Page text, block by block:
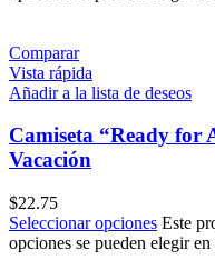
Comparar
Vista rápida
Añadir a la lista de deseos
Camiseta “Ready for
Vacación
$22.75
Seleccionar opciones Este
opciones se pueden elegir